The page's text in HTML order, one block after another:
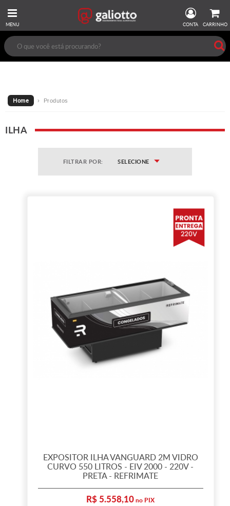
CARRINHO
CONTA
MENU
Home › Produtos
ILHA
FILTRAR POR: SELECIONE
EXPOSITOR ILHA VANGUARD 2M VIDRO
CURVO 550 LITROS - EIV 2000 - 220V -
PRETA - REFRIMATE
R$ 5.558,10no PIX